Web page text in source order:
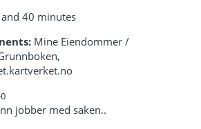
40 minutes
Mine Eiendommer /
jobber med saken..